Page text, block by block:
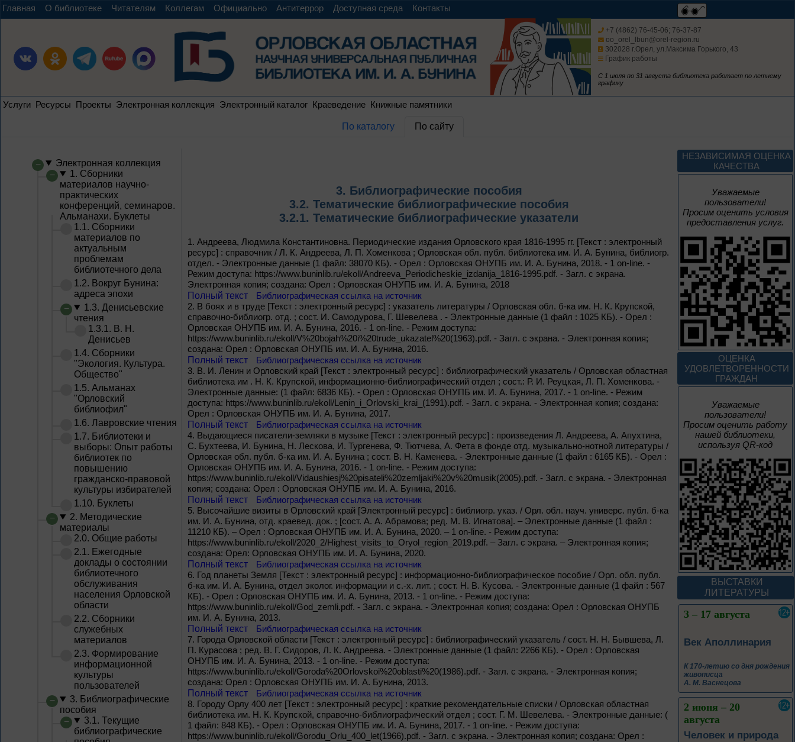
Главная О библиотеке Читателям Коллегам Официально Антитеррор Доступная среда Контакты
+7 (4862) 76-45-06; 76-37-87
oo_orel_lbun@orel-region.ru
302028 г.Орел, ул.Максима Горького, 43
График работы
С 1 июля по 31 августа библиотека работает по летнему
графику
Услуги Ресурсы Проекты Электронная коллекция Электронный каталог Краеведение Книжные памятники
По каталогу По сайту
Электронная коллекция
1. Сборники
материалов научно-
практических
конференций, семинаров.
Альманахи. Буклеты
1.1. Сборники
материалов по
актуальным
проблемам
библиотечного дела
1.2. Вокруг Бунина:
адреса эпохи
1.3. Денисьевские
чтения
1.3.1. В. Н.
Денисьев
1.4. Сборники
"Экология. Культура.
Общество"
1.5. Альманах
"Орловский
библиофил"
1.6. Лавровские чтения
1.7. Библиотеки и
выборы: Опыт работы
библиотек по
повышению
гражданско-правовой
культуры избирателей
1.10. Буклеты
2. Методические
материалы
2.0. Общие работы
2.1. Ежегодные
доклады о состоянии
библиотечного
обслуживания
населения Орловской
области
2.2. Сборники
служебных
материалов
2.3. Формирование
информационной
культуры
пользователей
3. Библиографические
пособия
3.1. Текущие
библиографические
3. Библиографические пособия
3.2. Тематические библиографические пособия
3.2.1. Тематические библиографические указатели
1. Андреева, Людмила Константиновна. Периодические издания Орловского края 1816-1995 гг. [Текст : электронный
ресурс] : справочник / Л. К. Андреева, Л. П. Хоменкова ; Орловская обл. публ. библиотека им. И. А. Бунина, библиогр.
отдел. - Электронные данные (1 файл: 38070 КБ). - Орел : Орловская ОНУПБ им. И. А. Бунина, 2018. - 1 on-line. -
Режим доступа: https://www.buninlib.ru/ekoll/Andreeva_Periodicheskie_izdanija_1816-1995.pdf. - Загл. с экрана.
Электронная копия; создана: Орел : Орловская ОНУПБ им. И. А. Бунина, 2018
Полный текст
Библиографическая ссылка на источник
2. В боях и в труде [Текст : электронный ресурс] : указатель литературы / Орловская обл. б-ка им. Н. К. Крупской,
справочно-библиогр. отд. ; сост. И. Самодурова, Г. Шевелева . - Электронные данные (1 файл : 1025 КБ). - Орел :
Орловская ОНУПБ им. И. А. Бунина, 2016. - 1 on-line. - Режим доступа:
https://www.buninlib.ru/ekoll/V%20bojah%20i%20trude_ukazatel%20(1963).pdf. - Загл. с экрана. - Электронная копия;
создана: Орел : Орловская ОНУПБ им. И. А. Бунина, 2016.
Полный текст
Библиографическая ссылка на источник
3. В. И. Ленин и Орловский край [Текст : электронный ресурс] : библиографический указатель / Орловская областная
библиотека им . Н. К. Крупской, информационно-библиографический отдел ; сост.: Р. И. Реуцкая, Л. П. Хоменкова. -
Электронные данные: (1 файл: 6836 КБ). - Орел : Орловская ОНУПБ им. И. А. Бунина, 2017. - 1 on-line. - Режим
доступа: https://www.buninlib.ru/ekoll/Lenin_i_Orlovski_krai_(1991).pdf. - Загл. с экрана. - Электронная копия; создана:
Орел : Орловская ОНУПБ им. И. А. Бунина, 2017.
Полный текст
Библиографическая ссылка на источник
4. Выдающиеся писатели-земляки в музыке [Текст : электронный ресурс] : произведения Л. Андреева, А. Апухтина,
С. Бухтеева, И. Бунина, Н. Лескова, И. Тургенева, Ф. Тютчева, А. Фета в фонде отд. музыкально-нотной литературы /
Орловская обл. публ. б-ка им. И. А. Бунина ; сост. В. Н. Каменева. - Электронные данные (1 файл : 6165 КБ). - Орел :
Орловская ОНУПБ им. И. А. Бунина, 2016. - 1 on-line. - Режим доступа:
https://www.buninlib.ru/ekoll/Vidaushiesj%20pisateli%20zemljaki%20v%20musik(2005).pdf. - Загл. с экрана. - Электронная
копия; создана: Орел : Орловская ОНУПБ им. И. А. Бунина, 2016.
Полный текст
Библиографическая ссылка на источник
5. Высочайшие визиты в Орловский край [Электронный ресурс] : библиогр. указ. / Орл. обл. науч. универс. публ. б-ка
им. И. А. Бунина, отд. краевед. док. ; [сост. А. А. Абрамова; ред. М. В. Игнатова]. – Электронные данные (1 файл :
11210 КБ). – Орел : Орловская ОНУПБ им. И. А. Бунина, 2020. – 1 on-line. - Режим доступа:
https://www.buninlib.ru/ekoll/2020_2/Highest_visits_to_Oryol_region_2019.pdf. – Загл. с экрана. – Электронная копия;
создана: Орел: Орловская ОНУПБ им. И. А. Бунина, 2020.
Полный текст
Библиографическая ссылка на источник
6. Год планеты Земля [Текст : электронный ресурс] : информационно-библиографическое пособие / Орл. обл. публ.
б-ка им. И. А. Бунина, отдел эколог. информации и с.-х. лит. ; сост. Н. В. Кусова. - Электронные данные (1 файл : 567
КБ). - Орел : Орловская ОНУПБ им. И. А. Бунина, 2013. - 1 on-line. - Режим доступа:
https://www.buninlib.ru/ekoll/God_zemli.pdf. - Загл. с экрана. - Электронная копия; создана: Орел : Орловская ОНУПБ
им. И. А. Бунина, 2013.
Полный текст
Библиографическая ссылка на источник
7. Города Орловской области [Текст : электронный ресурс] : библиографический указатель / сост. Н. Н. Бывшева, Л.
П. Курасова ; ред. В. Г. Сидоров, Л. К. Андреева. - Электронные данные (1 файл: 2266 КБ). - Орел : Орловская
ОНУПБ им. И. А. Бунина, 2013. - 1 on-line. - Режим доступа:
https://www.buninlib.ru/ekoll/Goroda%20Orlovskoi%20oblasti%20(1986).pdf. - Загл. с экрана. - Электронная копия;
создана: Орел : Орловская ОНУПБ им. И. А. Бунина, 2013.
Полный текст
Библиографическая ссылка на источник
8. Городу Орлу 400 лет [Текст : электронный ресурс] : краткие рекомендательные списки / Орловская областная
библиотека им. Н. К. Крупской, справочно-библиографический отдел ; сост. Г. М. Шевелева. - Электронные данные: (
1 файл: 848 КБ). - Орел : Орловская ОНУПБ им. И. А. Бунина, 2017. - 1 on-line. - Режим доступа:
https://www.buninlib.ru/ekoll/Gorodu_Orlu_400_let(1966).pdf. - Загл. с экрана. - Электронная копия; создана: Орел :
НЕЗАВИСИМАЯ ОЦЕНКА
КАЧЕСТВА
Уважаемые
пользователи!
Просим оценить условия
предоставления услуг.
ОЦЕНКА
УДОВЛЕТВОРЕННОСТИ
ГРАЖДАН
Уважаемые
пользователи!
Просим оценить работу
нашей библиотеки,
используя QR-код
ВЫСТАВКИ
ЛИТЕРАТУРЫ
До конца года
Изучаем русский
До конца года
Россия: приглашение
в путешествие
Цикл выставок литературы
До конца года
Мастера кисти:
галерея талантов
До конца года
Творец и муза
Цикл выставок литературы
4 – 14 августа
В борьбе против
нацизма мы были
вместе
Великая Победа народов
многонациональной страны
3 – 17 августа
Век Аполлинария
К 170-летию со дня рождения
живописца
А. М. Васнецова
2 июня – 20
августа
Человек и природа